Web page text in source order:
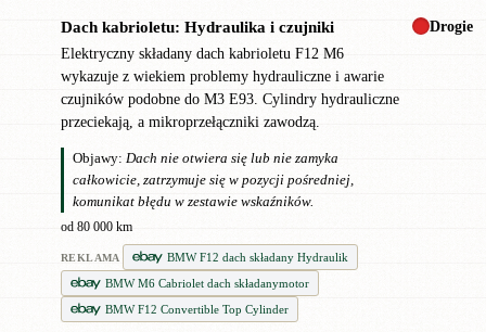
Dach kabrioletu: Hydraulika i czujniki
Elektryczny składany dach kabrioletu F12 M6
wykazuje z wiekiem problemy hydrauliczne i awarie
czujników podobne do M3 E93. Cylindry hydrauliczne
przeciekają, a mikroprzełączniki zawodzą.
Objawy: Dach nie otwiera się lub nie zamyka
całkowicie, zatrzymuje się w pozycji pośredniej,
komunikat błędu w zestawie wskaźników.
od 80 000 km
REKLAMA
BMW F12 dach składany Hydraulik
BMW M6 Cabriolet dach składanymotor
BMW F12 Convertible Top Cylinder
Drogie